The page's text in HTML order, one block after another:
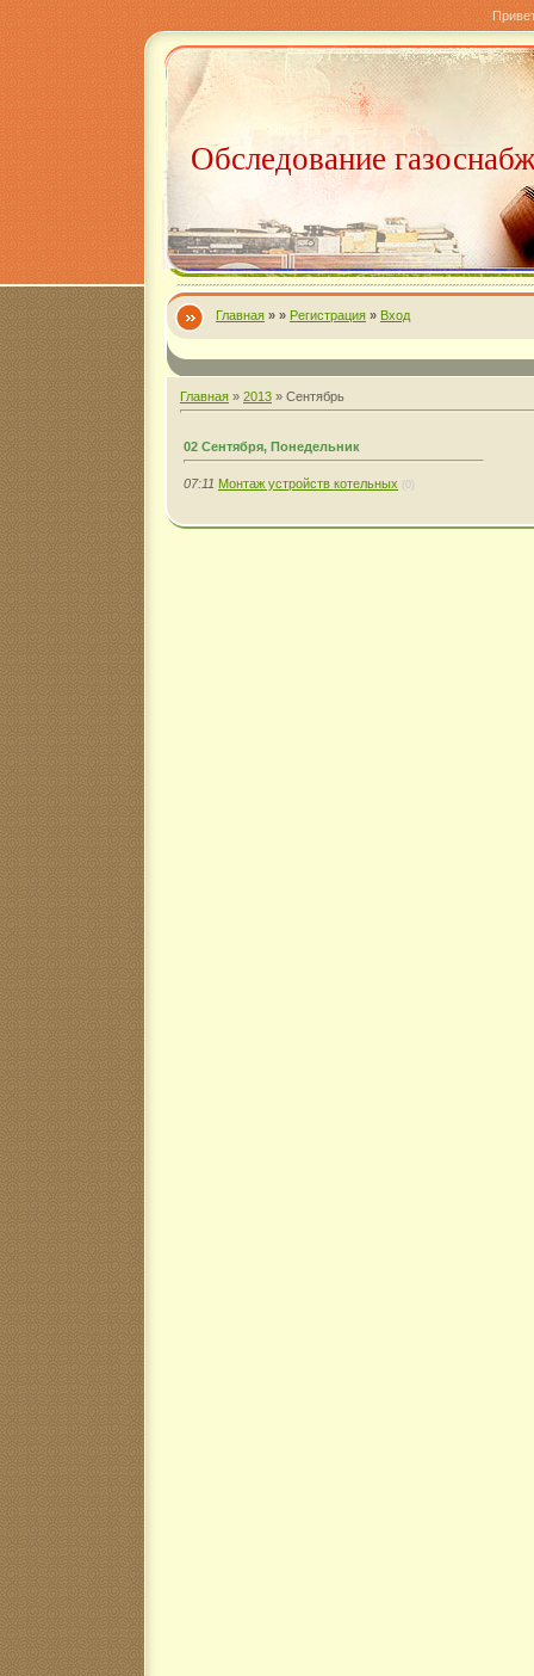
Обследование
Главная » » Регистрация » Вход
Главная » 2013 » Сентябрь
02 Сентября, Понедельник
07:11 Монтаж устройств котельных (0)